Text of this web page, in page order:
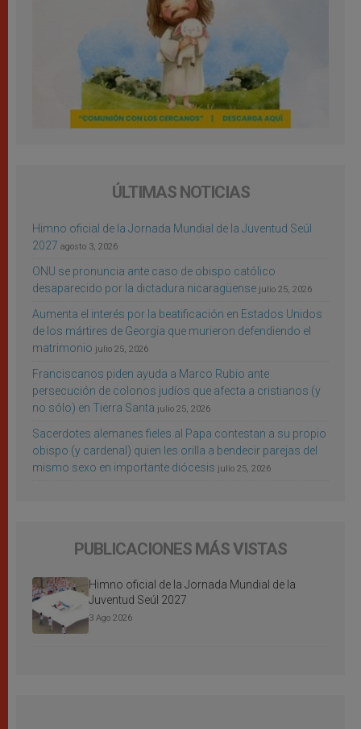
ÚLTIMAS NOTICIAS
Himno oficial de la Jornada Mundial de la Juventud Seúl
2027 agosto 3, 2026
ONU se pronuncia ante caso de obispo católico
desaparecido por la dictadura nicaragüense julio 25, 2026
Aumenta el interés por la beatificación en Estados Unidos
de los mártires de Georgia que murieron defendiendo el
matrimonio julio 25, 2026
Franciscanos piden ayuda a Marco Rubio ante
persecución de colonos judíos que afecta a cristianos (y
no sólo) en Tierra Santa julio 25, 2026
Sacerdotes alemanes fieles al Papa contestan a su propio
obispo (y cardenal) quien les orilla a bendecir parejas del
mismo sexo en importante diócesis julio 25, 2026
PUBLICACIONES MÁS VISTAS
Himno oficial de la Jornada Mundial de la
Juventud Seúl 2027
3 Ago 2026